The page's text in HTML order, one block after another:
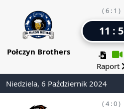
Połczyn Brothers
( 6 : 1 )
11 : 5
Raport
Niedziela, 6 Październik 2024
( 4 : 0 )